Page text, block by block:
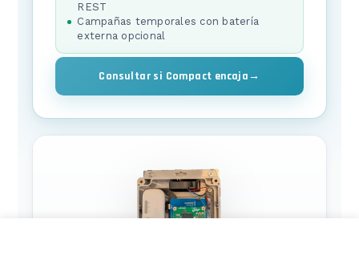
REST
Campañas temporales con batería
externa opcional
Consultar si Compact encaja→